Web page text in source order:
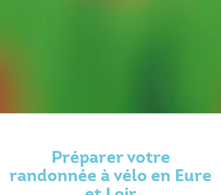
Préparer votre
randonnée à vélo en Eure